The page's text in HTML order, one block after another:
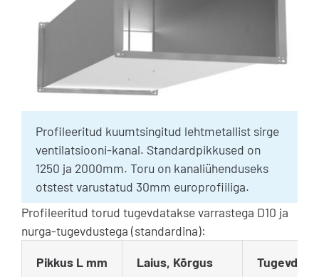
Profileeritud kuumtsingitud lehtmetallist sirge
ventilatsiooni-kanal. Standardpikkused on
1250 ja 2000mm. Toru on kanaliühenduseks
otstest varustatud 30mm europrofiiliga.
Profileeritud torud tugevdatakse varrastega D10 ja
nurga-tugevdustega (standardina):
Pikkus L mm
Laius, Kõrgus